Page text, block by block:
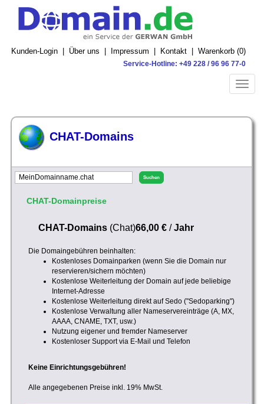
Kunden-Login Über uns Impressum Kontakt Warenkorb (0)
Service-Hotline: +49 228 / 96 96 77-0
Toggle
CHAT-Domains
CHAT-Domainpreise
CHAT-Domains(Chat)66,00 €/Jahr
Die Domaingebühren beinhalten:
Kostenloses Domainparken (wenn Sie die Domain nur
reservieren/sichern möchten)
Kostenlose Weiterleitung der Domain auf jede beliebige
Internet-Adresse
Kostenlose Weiterleitung direkt auf Sedo ("Sedoparking")
Kostenlose Verwaltung aller Nameservereinträge (A, MX,
AAAA, CNAME, TXT, usw.)
Nutzung eigener und fremder Nameserver
Kostenloser Support via E-Mail und Telefon
Keine Einrichtungsgebühren!
Alle angegebenen Preise inkl. 19% MwSt.